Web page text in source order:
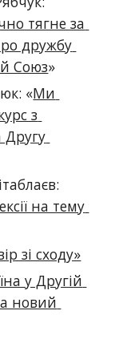
тягне за
дружбу
Союз»
«Ми
з
Другу
на тему
зі сходу»
у Другій
новий